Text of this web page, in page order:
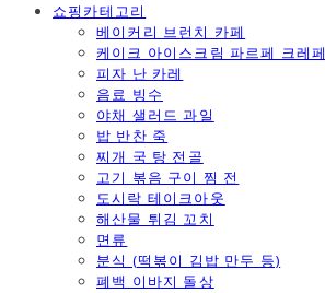
쇼핑카테고리
베이커리 브런치 카페
케이크 아이스크림 파르페 크레페
피자 난 카레
음료 빙수
야채 샐러드 과일
밥 반찬 죽
찌개 국 탕 전골
고기 볶음 구이 찜 전
도시락 테이크아웃
해산물 튀김 꼬치
면류
분식 (떡볶이 김밥 만두 등)
폐백 이바지 돌상